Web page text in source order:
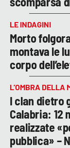
LE INDAGINI
Morto
montava le
corpo
L’OMBRA DELLA
I clan dietro
Calabria: 12
realizzate
pubblica» –